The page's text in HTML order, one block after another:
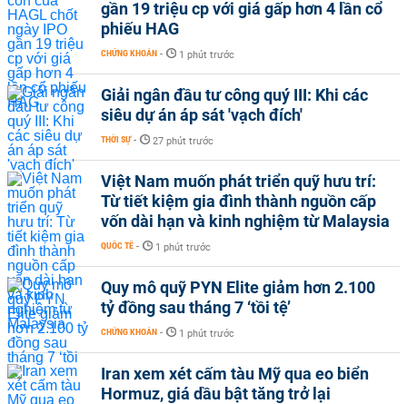
gần 19 triệu cp với giá gấp hơn 4 lần cổ
phiếu HAG
CHỨNG KHOÁN - 1 phút trước
Giải ngân đầu tư công quý III: Khi các
siêu dự án áp sát 'vạch đích'
THỜI SỰ - 27 phút trước
Việt Nam muốn phát triển quỹ hưu trí:
Từ tiết kiệm gia đình thành nguồn cấp
vốn dài hạn và kinh nghiệm từ Malaysia
QUỐC TẾ - 1 phút trước
Quy mô quỹ PYN Elite giảm hơn 2.100
tỷ đồng sau tháng 7 ‘tồi tệ’
CHỨNG KHOÁN - 1 phút trước
Iran xem xét cấm tàu Mỹ qua eo biển
Hormuz, giá dầu bật tăng trở lại